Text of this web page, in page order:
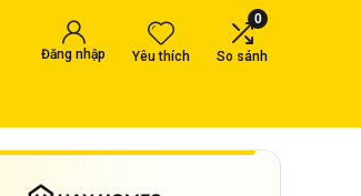
Đăng nhập Yêu thích
0
So sánh